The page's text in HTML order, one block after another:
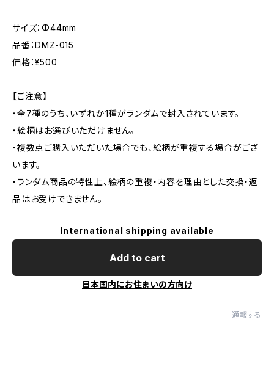
サイズ：Φ44mm
品番：DMZ-015
価格：¥500
【ご注意】
・全7種のうち、いずれか1種がランダムで封入されています。
・絵柄はお選びいただけません。
・複数点ご購入いただいた場合でも、絵柄が重複する場合がござ
います。
・ランダム商品の特性上、絵柄の重複・内容を理由とした交換・返
品はお受けできません。
International shipping available
Add to cart
日本国内にお住まいの方向け
通報する